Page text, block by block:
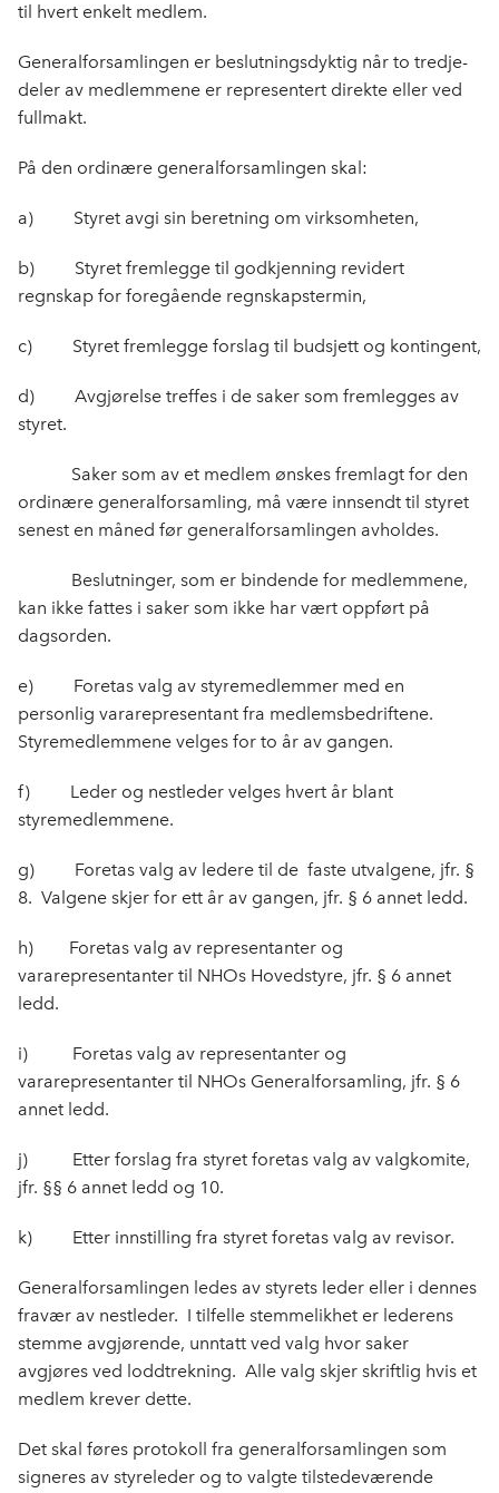
til hvert enkelt medlem.
Generalforsamlingen er beslutningsdyktig når to tredje­
deler av medlemmene er representert direkte eller ved
fullmakt.
På den ordinære generalforsamlingen skal:
a) Styret avgi sin beretning om virksomheten,
b) Styret fremlegge til godkjenning revidert
regnskap for foregående regnskapstermin,
c) Styret fremlegge forslag til budsjett og kontingent,
d) Avgjørelse treffes i de saker som fremlegges av
styret.
Saker som av et medlem ønskes fremlagt for den
ordinære generalforsamling, må være innsendt til styret
senest en måned før generalforsamlingen avholdes.
Beslutninger, som er bindende for medlemmene,
kan ikke fattes i saker som ikke har vært oppført på
dagsorden.
e) Foretas valg av styremedlemmer med en
personlig vararepresentant fra medlems­bedriftene.
Styremedlemmene velges for to år av gangen.
f) Leder og nestleder velges hvert år blant
styremedlemmene.
g) Foretas valg av ledere til de faste utvalgene, jfr. §
8. Valgene skjer for ett år av gangen, jfr. § 6 annet ledd.
h) Foretas valg av representanter og
vararepresentanter til NHOs Hovedstyre, jfr. § 6 annet
ledd.
i) Foretas valg av representanter og
vararepresentanter til NHOs Generalforsamling, jfr. § 6
annet ledd.
j) Etter forslag fra styret foretas valg av valgkomite,
jfr. §§ 6 annet ledd og 10.
k) Etter innstilling fra styret foretas valg av revisor.
Generalforsamlingen ledes av styrets leder eller i dennes
fravær av nestleder. I tilfelle stemmelikhet er lederens
stemme avgjørende, unntatt ved valg hvor saker
avgjøres ved loddtrekning. Alle valg skjer skriftlig hvis et
medlem krever dette.
Det skal føres protokoll fra generalforsamlingen som
signeres av styreleder og to valgte tilstedeværende